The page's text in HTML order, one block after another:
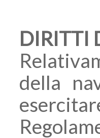
DIRITTI
della